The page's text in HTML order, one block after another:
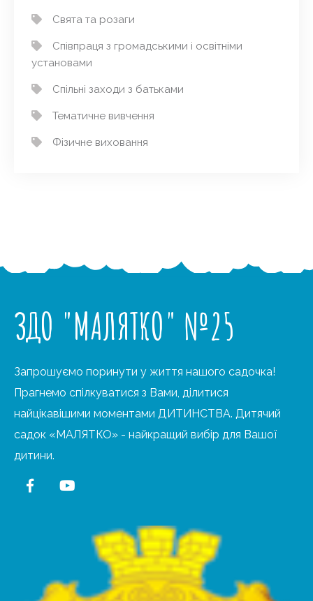
Свята та розаги
Співпраця з громадськими і освітніми
установами
Спільні заходи з батьками
Тематичне вивчення
Фізичне виховання
ЗДО "МАЛЯТКО" №25
Запрошуємо поринути у життя нашого садочка!
Прагнемо спілкуватися з Вами, ділитися
найцікавішими моментами ДИТИНСТВА. Дитячий
садок «МАЛЯТКО» - найкращий вибір для Вашої
дитини.